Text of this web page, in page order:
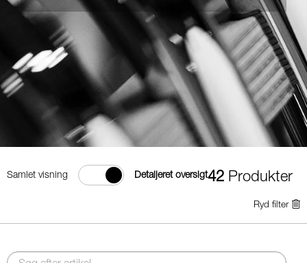
Samlet visning Detaljeret oversigt42 Produkter
Ryd filter